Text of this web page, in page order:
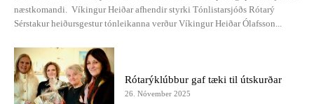
næstkomandi. Víkingur Heiðar afhendir styrki Tónlistarsjóðs Rótarý
Sérstakur heiðursgestur tónleikanna verður Víkingur Heiðar Ólafsson...
Rótarýklúbbur gaf tæki til útskurðar
26. Nóvember 2025